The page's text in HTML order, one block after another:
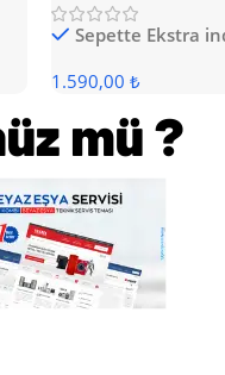
Sepette Ekstra
1.590,00 ₺